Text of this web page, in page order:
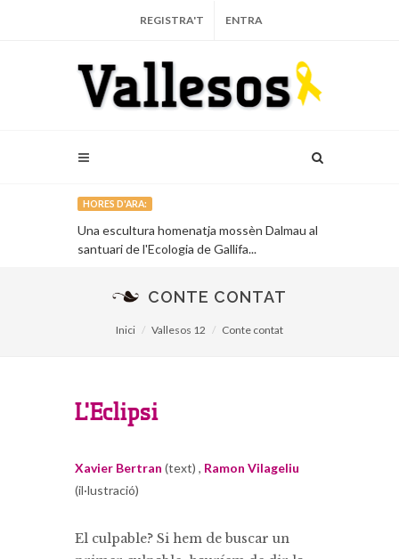
REGISTRA'T ENTRA
HORES D'ARA:
Una escultura homenatja mossèn Dalmau al
santuari de l'Ecologia de Gallifa...
CONTE CONTAT
Inici Vallesos 12 Conte contat
L'Eclipsi
Xavier Bertran (text) , Ramon Vilageliu
(il·lustració)
El culpable? Si hem de buscar un